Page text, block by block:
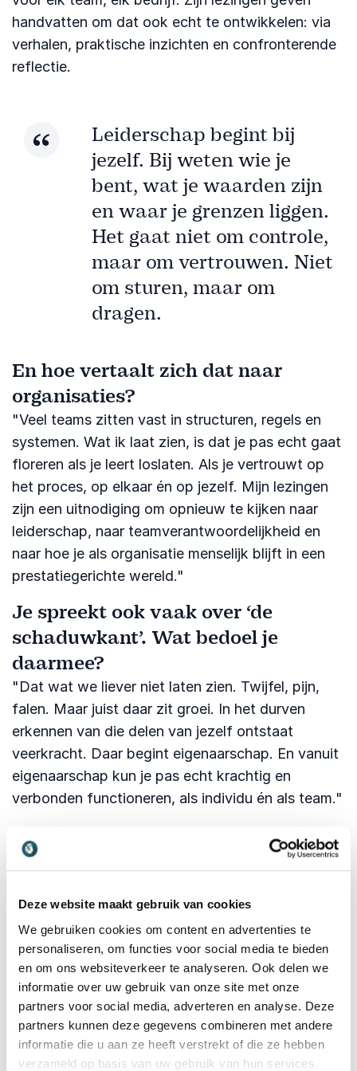
Deze website maakt gebruik van cookies
We gebruiken cookies om content en advertenties te
personaliseren, om functies voor social media te bieden
en om ons websiteverkeer te analyseren. Ook delen we
informatie over uw gebruik van onze site met onze
partners voor social media, adverteren en analyse. Deze
partners kunnen deze gegevens combineren met andere
informatie die u aan ze heeft verstrekt of die ze hebben
verzameld op basis van uw gebruik van hun services.
handvatten om dat ook echt te ontwikkelen: via
verhalen, praktische inzichten en confronterende
reflectie.
Leiderschap begint bij
jezelf. Bij weten wie je
bent, wat je waarden zijn
en waar je grenzen liggen.
Het gaat niet om controle,
maar om vertrouwen. Niet
om sturen, maar om
dragen.
En hoe vertaalt zich dat naar
organisaties?
"Veel teams zitten vast in structuren, regels en
systemen. Wat ik laat zien, is dat je pas echt gaat
floreren als je leert loslaten. Als je vertrouwt op
het proces, op elkaar én op jezelf. Mijn lezingen
zijn een uitnodiging om opnieuw te kijken naar
leiderschap, naar teamverantwoordelijkheid en
naar hoe je als organisatie menselijk blijft in een
prestatiegerichte wereld."
Je spreekt ook vaak over ‘de
schaduwkant’. Wat bedoel je
daarmee?
"Dat wat we liever niet laten zien. Twijfel, pijn,
falen. Maar juist daar zit groei. In het durven
erkennen van die delen van jezelf ontstaat
veerkracht. Daar begint eigenaarschap. En vanuit
eigenaarschap kun je pas echt krachtig en
verbonden functioneren, als individu én als team."